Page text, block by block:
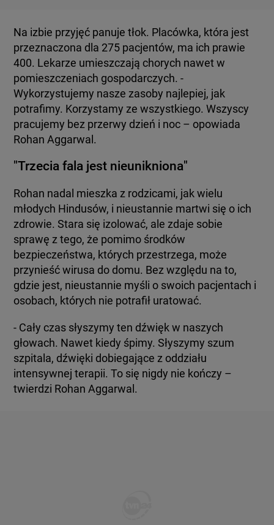
Na izbie przyjęć panuje tłok. Placówka, która jest
przeznaczona dla 275 pacjentów, ma ich prawie
400. Lekarze umieszczają chorych nawet w
pomieszczeniach gospodarczych. -
Wykorzystujemy nasze zasoby najlepiej, jak
potrafimy. Korzystamy ze wszystkiego. Wszyscy
pracujemy bez przerwy dzień i noc – opowiada
Rohan Aggarwal.
"Trzecia fala jest nieunikniona"
Rohan nadal mieszka z rodzicami, jak wielu
młodych Hindusów, i nieustannie martwi się o ich
zdrowie. Stara się izolować, ale zdaje sobie
sprawę z tego, że pomimo środków
bezpieczeństwa, których przestrzega, może
przynieść wirusa do domu. Bez względu na to,
gdzie jest, nieustannie myśli o swoich pacjentach i
osobach, których nie potrafił uratować.
- Cały czas słyszymy ten dźwięk w naszych
głowach. Nawet kiedy śpimy. Słyszymy szum
szpitala, dźwięki dobiegające z oddziału
intensywnej terapii. To się nigdy nie kończy –
twierdzi Rohan Aggarwal.